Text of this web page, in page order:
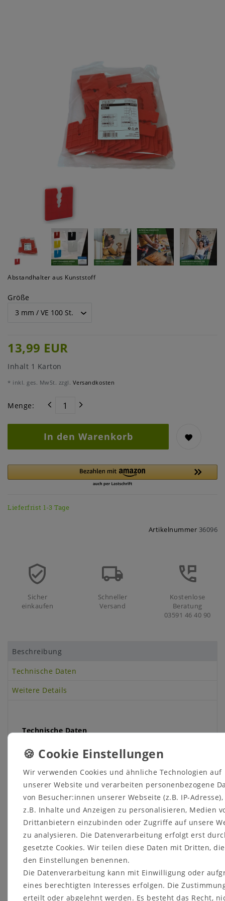
Abstandhalter aus Kunststoff
Größe
13,99 EUR
Inhalt 1 Karton
* inkl. ges. MwSt. zzgl. Versandkosten
Menge:
In den Warenkorb
Lieferfrist 1-3 Tage
Artikelnummer 36096
Sicher
einkaufen
Schneller
Versand
Kostenlose
Beratung
03591 46 40 90
Beschreibung
Technische Daten
Weitere Details
Technische Daten
Bezeichnung
Stärke
ASH 3
3 50
ASH 5
5 50
50
ASH 8
8 50
50
ASH 10
10 50
50
ASH 15
15 50
50
alle Angaben in mm
Anwendung
zum Ausgleichen von Holzunterkonstruktionen im
Wir verwenden Cookies und ähnliche Technologien auf
unserer Website und verarbeiten personenbezogene
von Besucher:innen unserer Webseite (z.B. IP-
z.B. Inhalte und Anzeigen zu personalisieren, Medien
Drittanbietern einzubinden oder Zugriffe auf unsere
zu analysieren. Die Datenverarbeitung erfolgt erst
gesetzte Cookies. Wir teilen diese Daten mit Dritten,
den Einstellungen benennen.
Die Datenverarbeitung kann mit Einwilligung oder
eines berechtigten Interesses erfolgen. Die
erteilt oder abgelehnt werden. Es besteht das Recht,